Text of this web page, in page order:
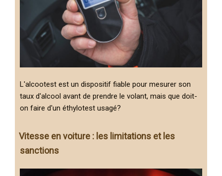
L'alcootest est un dispositif fiable pour mesurer son
taux d'alcool avant de prendre le volant, mais que doit-
on faire d'un éthylotest usagé?
Vitesse en voiture : les limitations et les
sanctions